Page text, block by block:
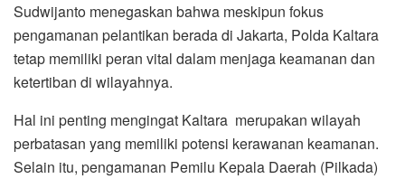
Sudwijanto menegaskan bahwa meskipun fokus
pengamanan pelantikan berada di Jakarta, Polda Kaltara
tetap memiliki peran vital dalam menjaga keamanan dan
ketertiban di wilayahnya.
Hal ini penting mengingat Kaltara merupakan wilayah
perbatasan yang memiliki potensi kerawanan keamanan.
Selain itu, pengamanan Pemilu Kepala Daerah (Pilkada)